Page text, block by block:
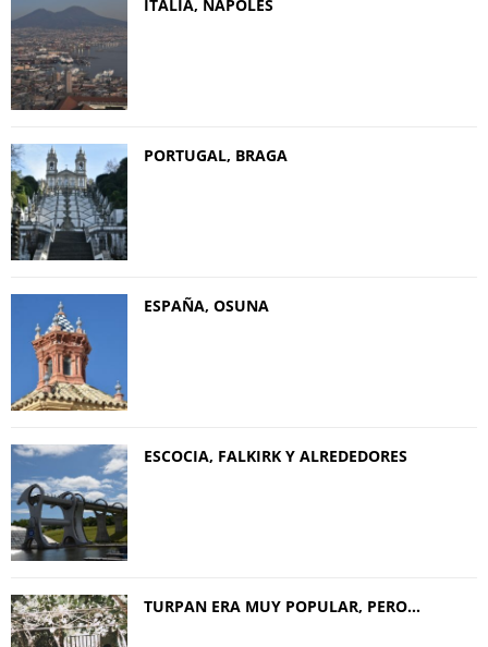
ITALIA, NÁPOLES
PORTUGAL, BRAGA
ESPAÑA, OSUNA
ESCOCIA, FALKIRK Y ALREDEDORES
TURPAN ERA MUY POPULAR, PERO…